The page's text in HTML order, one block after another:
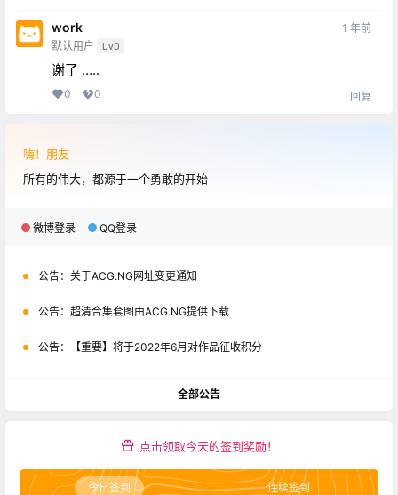
work
默认用户 Lv0
1 年前
谢了 …..
0 0 回复
嗨！朋友
所有的伟大，都源于一个勇敢的开始
微博登录 QQ登录
公告： 关于ACG.NG网址变更通知
公告： 超清合集套图由ACG.NG提供下载
公告： 【重要】将于2022年6月对作品征收积分
全部公告
点击领取今天的签到奖励！
今日签到 连续签到